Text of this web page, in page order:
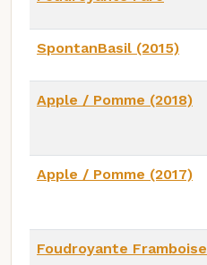
SpontanBasil (2015)
Apple / Pomme (2018)
Apple / Pomme (2017)
Foudroyante Framboise